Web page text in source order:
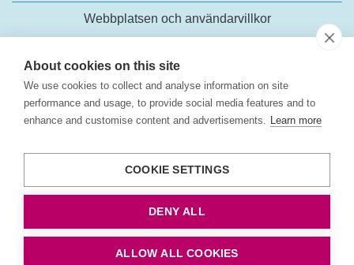
About cookies on this site
We use cookies to collect and analyse information on site
performance and usage, to provide social media features and to
enhance and customise content and advertisements. Learn more
COOKIE SETTINGS
DENY ALL
ALLOW ALL COOKIES
Webbplatsen och användarvillkor
Rosenlundsgatan 54
118 63 Stockholm
+46 (0)10-414 42 00